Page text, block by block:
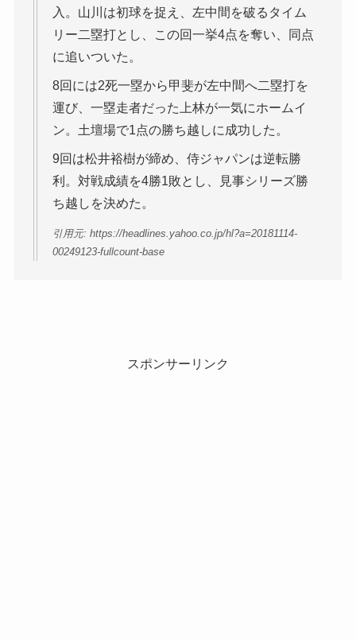
入。山川は初球を捉え、左中間を破るタイム
リー二塁打とし、この回一挙4点を奪い、同点
に追いついた。
8回には2死一塁から甲斐が左中間へ二塁打を
運び、一塁走者だった上林が一気にホームイ
ン。土壇場で1点の勝ち越しに成功した。
9回は松井裕樹が締め、侍ジャパンは逆転勝
利。対戦成績を4勝1敗とし、見事シリーズ勝
ち越しを決めた。
引用元: https://headlines.yahoo.co.jp/hl?a=20181114-
00249123-fullcount-base
スポンサーリンク